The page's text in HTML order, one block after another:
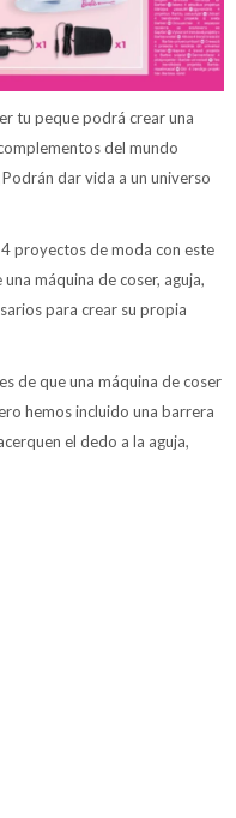
tu peque podrá crear una
del mundo
dar vida a un universo
proyectos de moda con este
máquina de coser, aguja,
para crear su propia
de que una máquina de coser
hemos incluido una barrera
el dedo a la aguja,